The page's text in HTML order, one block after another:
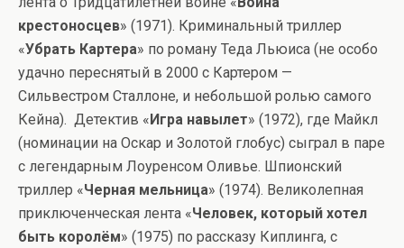
крестоносцев» (1971). Криминальный триллер
«Убрать Картера» по роману Теда Льюиса (не особо
удачно переснятый в 2000 с Картером —
Сильвестром Сталлоне, и небольшой ролью самого
Кейна). Детектив « Игра навылет» (1972), где Майкл
(номинации на Оскар и Золотой глобус) сыграл в паре
с легендарным Лоуренсом Оливье. Шпионский
триллер «Черная мельница» (1974). Великолепная
приключенческая лента «Человек, который хотел
быть королём» (1975) по рассказу Киплинга, с